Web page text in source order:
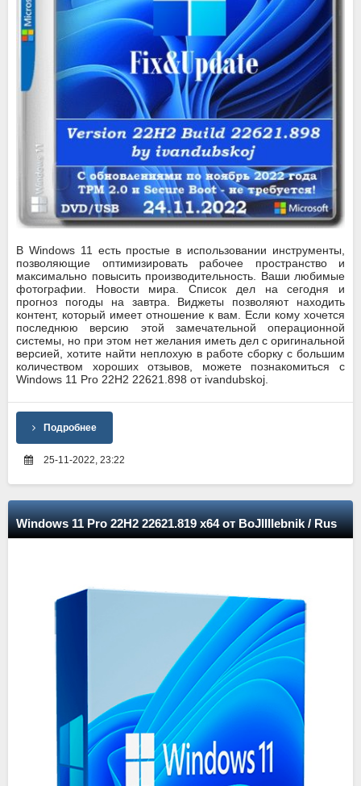
В Windows 11 есть простые в использовании инструменты,
позволяющие оптимизировать рабочее пространство и
максимально повысить производительность. Ваши любимые
фотографии. Новости мира. Список дел на сегодня и
прогноз погоды на завтра. Виджеты позволяют находить
контент, который имеет отношение к вам. Если кому хочется
последнюю версию этой замечательной операционной
системы, но при этом нет желания иметь дел с оригинальной
версией, хотите найти неплохую в работе сборку с большим
количеством хороших отзывов, можете познакомиться с
Windows 11 Pro 22Н2 22621.898 от ivandubskoj.
Подробнее
25-11-2022, 23:22
Windows 11 Pro 22H2 22621.819 x64 от BoJlIIIebnik / Rus